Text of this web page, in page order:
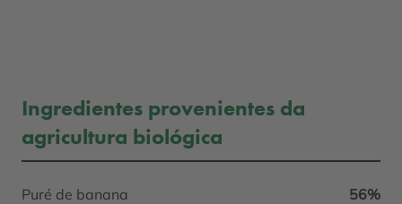
Ingredientes provenientes da
agricultura biológica
Puré de banana
56%